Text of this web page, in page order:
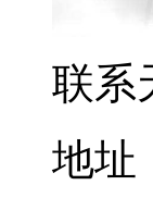
联系
地址